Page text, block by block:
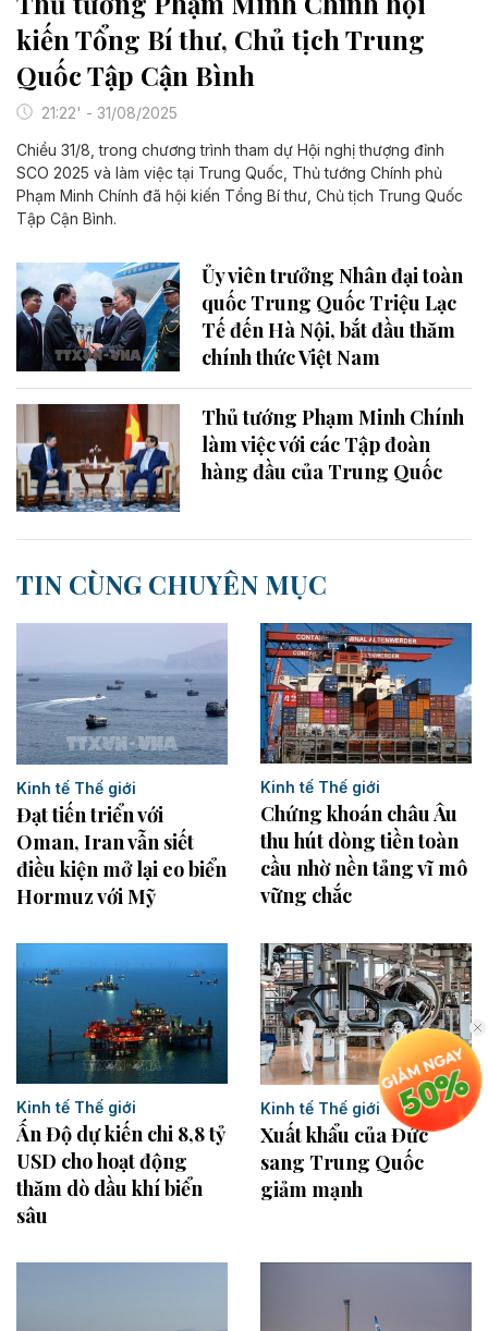
kiến Tổng Bí thư, Chủ tịch Trung
Quốc Tập Cận Bình
21:22' - 31/08/2025
Chiều 31/8, trong chương trình tham dự Hội nghị thượng đỉnh
SCO 2025 và làm việc tại Trung Quốc, Thủ tướng Chính phủ
Phạm Minh Chính đã hội kiến Tổng Bí thư, Chủ tịch Trung Quốc
Tập Cận Bình.
Ủy viên trưởng Nhân đại toàn
quốc Trung Quốc Triệu Lạc
Tế đến Hà Nội, bắt đầu thăm
chính thức Việt Nam
Thủ tướng Phạm Minh Chính
làm việc với các Tập đoàn
hàng đầu của Trung Quốc
TIN CÙNG CHUYÊN MỤC
Kinh tế Thế giới
Đạt tiến triển với
Oman, Iran vẫn siết
điều kiện mở lại eo biển
Hormuz với Mỹ
Kinh tế Thế giới
Chứng khoán châu Âu
thu hút dòng tiền toàn
cầu nhờ nền tảng vĩ mô
vững chắc
Kinh tế Thế giới
Ấn Độ dự kiến chi 8,8 tỷ
USD cho hoạt động
thăm dò dầu khí biển
sâu
Kinh tế Thế giới
Xuất khẩu của Đức
sang Trung Quốc
giảm mạnh